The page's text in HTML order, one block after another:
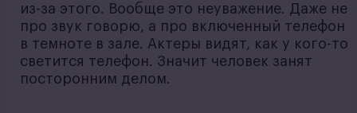
из-за этого. Вообще это неуважение. Даже не
про звук говорю, а про включенный телефон
в темноте в зале. Актеры видят, как у кого-то
светится телефон. Значит человек занят
посторонним делом.